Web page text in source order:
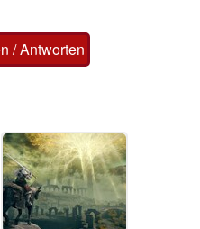
/ Antworten